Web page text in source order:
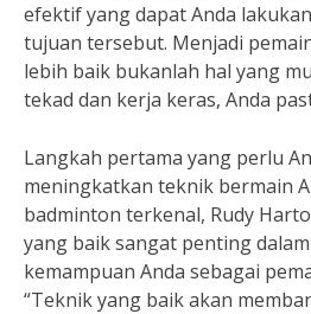
efektif yang dapat Anda
tujuan tersebut. Menjadi
lebih baik bukanlah hal yang
tekad dan kerja keras, Anda
Langkah pertama yang perlu
meningkatkan teknik bermain
badminton terkenal, Rudy
yang baik sangat penting
kemampuan Anda sebagai
“Teknik yang baik akan